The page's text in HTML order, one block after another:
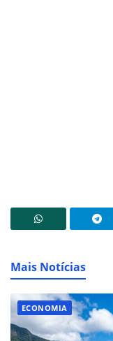
Mais Notícias
ECONOMIA